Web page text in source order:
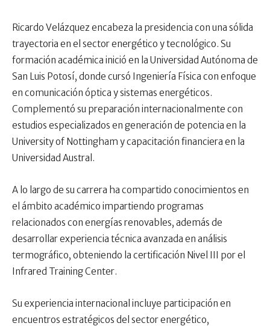
Ricardo Velázquez encabeza la presidencia con una sólida
trayectoria en el sector energético y tecnológico. Su
formación académica inició en la Universidad Autónoma de
San Luis Potosí, donde cursó Ingeniería Física con enfoque
en comunicación óptica y sistemas energéticos.
Complementó su preparación internacionalmente con
estudios especializados en generación de potencia en la
University of Nottingham y capacitación financiera en la
Universidad Austral.
A lo largo de su carrera ha compartido conocimientos en
el ámbito académico impartiendo programas
relacionados con energías renovables, además de
desarrollar experiencia técnica avanzada en análisis
termográfico, obteniendo la certificación Nivel III por el
Infrared Training Center.
Su experiencia internacional incluye participación en
encuentros estratégicos del sector energético,